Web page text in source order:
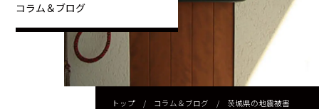
コラム＆ブログ
トップ/ コラム＆ブログ / 茨城県の地震被害